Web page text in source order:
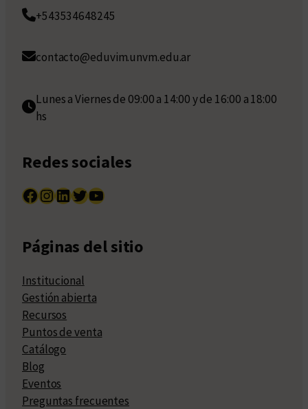
+543534648245
contacto@eduvim.unvm.edu.ar
Lunes a Viernes de 09:00 a 14:00 y de 16:00 a 18:00
hs
Redes sociales
Facebook InstagramLinkedIn Twitter YouTube
Páginas del sitio
Institucional
Gestión abierta
Recursos
Puntos de venta
Catálogo
Blog
Eventos
Preguntas frecuentes